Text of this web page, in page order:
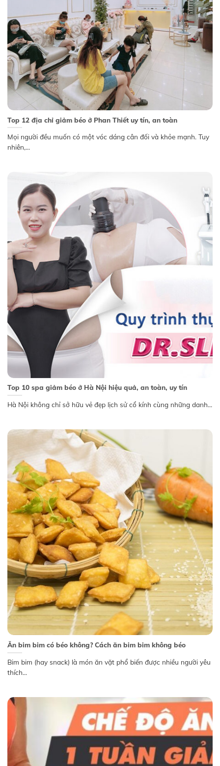
Top 12 địa chỉ giảm béo ở Phan Thiết uy tín, an toàn
Mọi người đều muốn có một vóc dáng cân đối và khỏe mạnh. Tuy
nhiên,...
Top 10 spa giảm béo ở Hà Nội hiệu quả, an toàn, uy tín
Hà Nội không chỉ sở hữu vẻ đẹp lịch sử cổ kính cùng những danh...
Ăn bim bim có béo không? Cách ăn bim bim không béo
Bim bim (hay snack) là món ăn vặt phổ biến được nhiều người yêu
thích...